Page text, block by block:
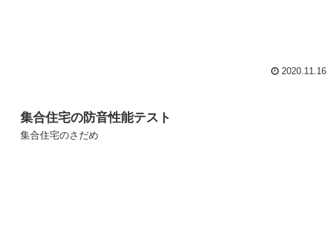
2020.11.16
集合住宅の防音性能テスト
集合住宅のさだめ